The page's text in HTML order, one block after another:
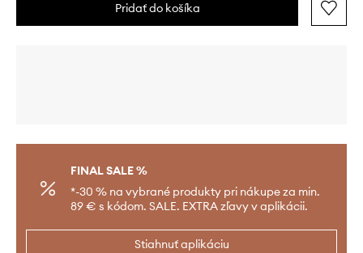
Pridať do košíka
FINAL SALE %
*-30 % na vybrané produkty pri nákupe za min.
89 € s kódom. SALE. EXTRA zľavy v aplikácii.
Stiahnuť aplikáciu